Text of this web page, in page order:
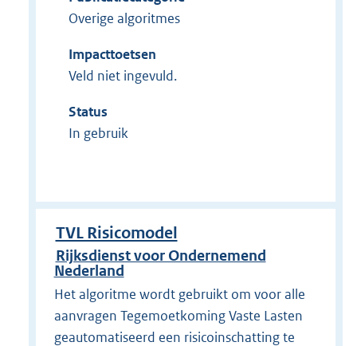
Overige algoritmes
Impacttoetsen
Veld niet ingevuld.
Status
In gebruik
TVL Risicomodel
Rijksdienst voor Ondernemend
Nederland
Het algoritme wordt gebruikt om voor alle
aanvragen Tegemoetkoming Vaste Lasten
geautomatiseerd een risicoinschatting te